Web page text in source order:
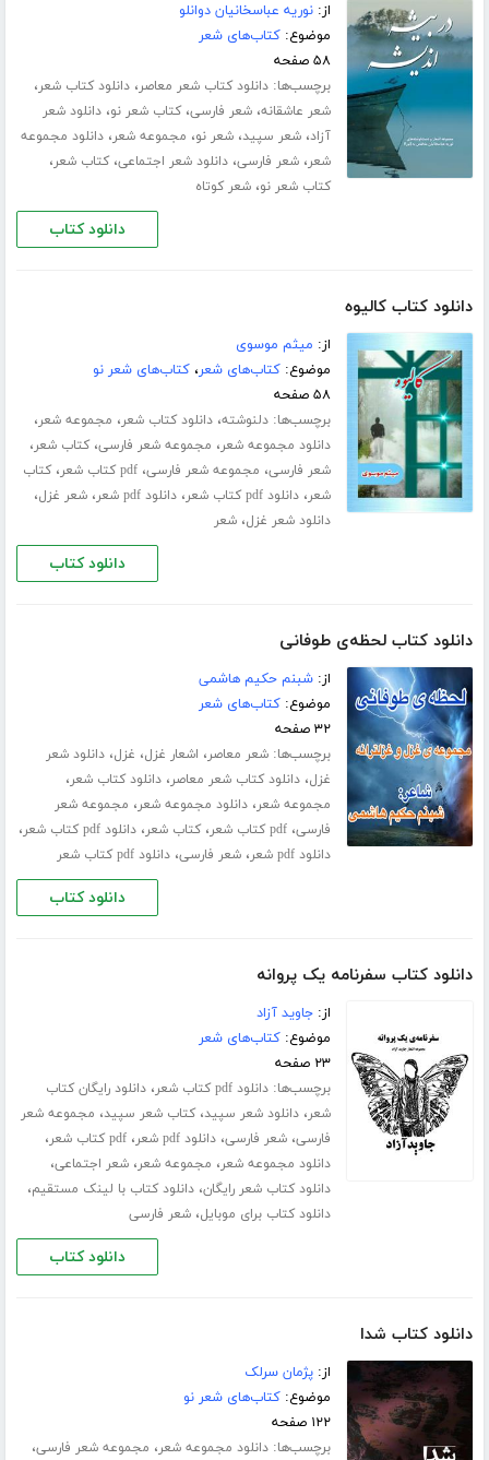
از:نوریه عباسخانیان دوانلو
موضوع:کتاب‌های شعر
۵۸ صفحه
برچسب‌ها:دانلود کتاب شعر معاصر،دانلود کتاب شعر،
شعر عاشقانه،شعر فارسی،کتاب شعر نو،دانلود شعر
آزاد،شعر سپید،شعر نو، مجموعه شعر،دانلود مجموعه
شعر،شعر فارسی،دانلود شعر اجتماعی،کتاب شعر،
کتاب شعر نو،شعر کوتاه
دانلود کتاب
دانلود کتاب کالیوه
از: میثم موسوی
موضوع:کتاب‌های شعر،کتاب‌های شعر نو
۵۸ صفحه
برچسب‌ها:دلنوشته،دانلود کتاب شعر، مجموعه شعر،
دانلود مجموعه شعر، مجموعه شعر فارسی،کتاب شعر،
شعر فارسی، مجموعه شعر فارسی،pdf کتاب شعر ،کتاب
شعر،دانلود pdf کتاب شعر ،دانلود pdf شعر ،شعر غزل،
دانلود شعر غزل،شعر
دانلود کتاب
دانلود کتاب لحظه‌ی طوفانی
از:شبنم حکیم هاشمی
موضوع:کتاب‌های شعر
۳۲ صفحه
برچسب‌ها:شعر معاصر، اشعار غزل، غزل،دانلود شعر
غزل،دانلود کتاب شعر معاصر،دانلود کتاب شعر،
مجموعه شعر،دانلود مجموعه شعر، مجموعه شعر
فارسی،pdf کتاب شعر ،کتاب شعر،دانلود pdf کتاب شعر ،
دانلود pdf شعر ،شعر فارسی،دانلود pdf کتاب شعر
دانلود کتاب
دانلود کتاب سفرنامه‌ یک پروانه
از:جاوید آزاد
موضوع:کتاب‌های شعر
۲۳ صفحه
برچسب‌ها:دانلود pdf کتاب شعر ،دانلود رایگان کتاب
شعر،دانلود شعر سپید،کتاب شعر سپید، مجموعه شعر
فارسی،شعر فارسی،دانلود pdf شعر ،pdf کتاب شعر ،
دانلود مجموعه شعر، مجموعه شعر،شعر اجتماعی،
دانلود کتاب شعر رایگان،دانلود کتاب با لینک مستقیم،
دانلود کتاب برای موبایل،شعر فارسی
دانلود کتاب
دانلود کتاب شدا
از:پژمان سرلک
موضوع:کتاب‌های شعر نو
۱۲۲ صفحه
برچسب‌ها:دانلود مجموعه شعر، مجموعه شعر فارسی،